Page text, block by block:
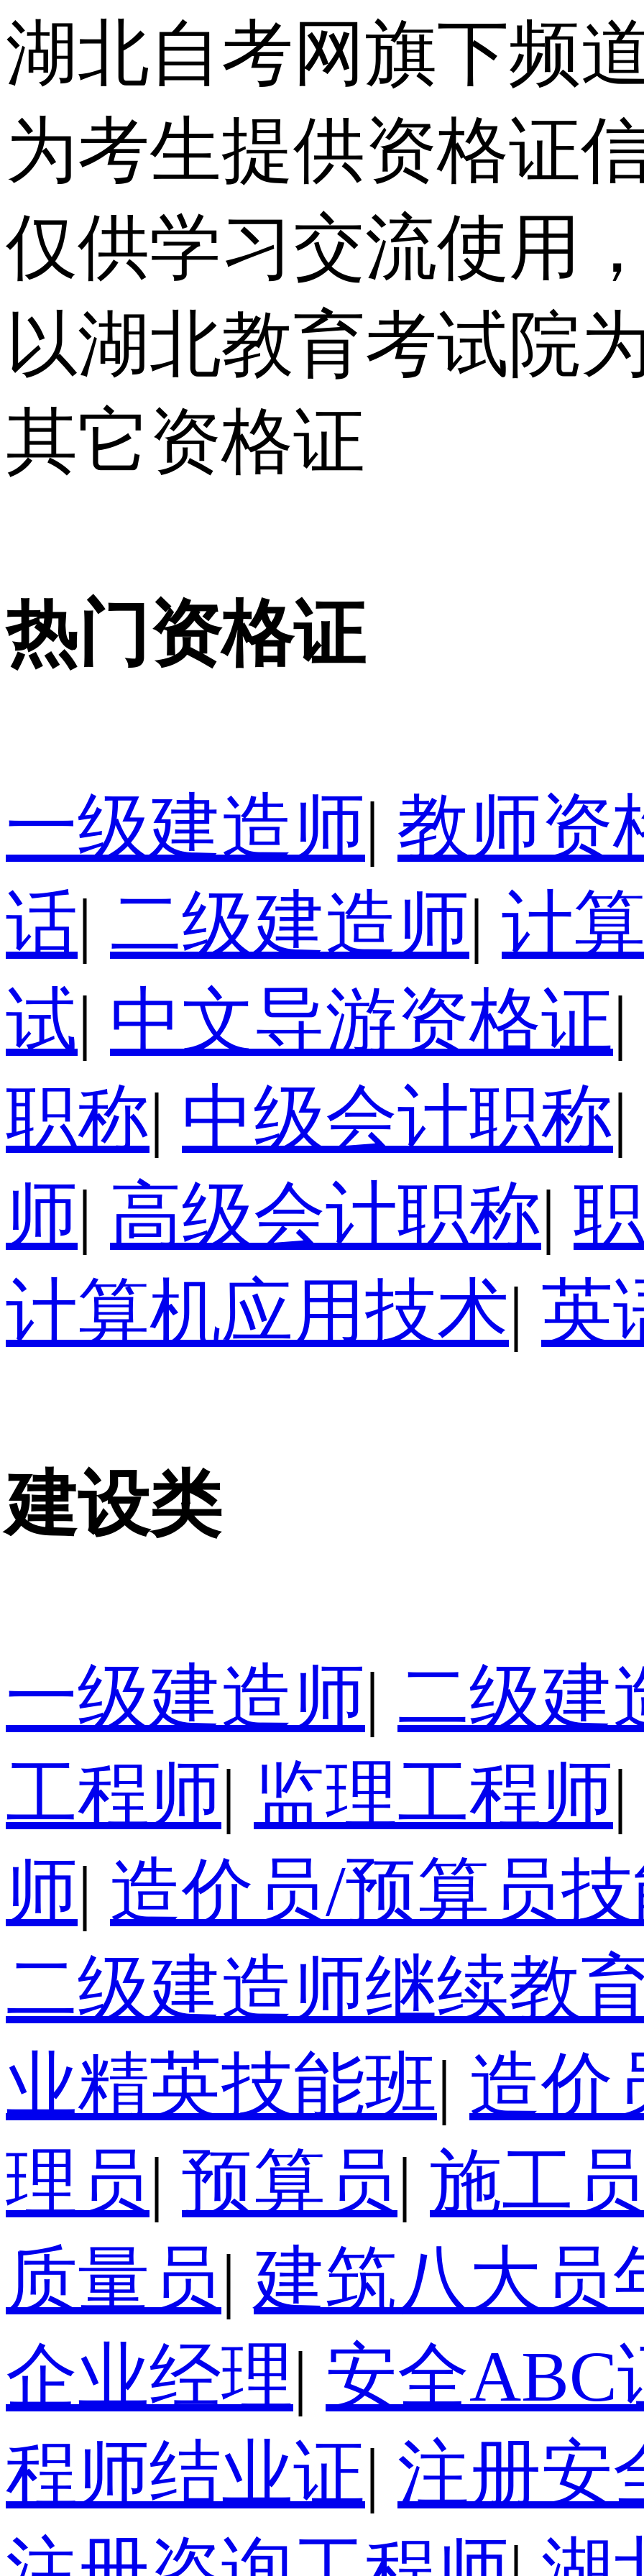
湖北自考网旗下频
为考生提供资格证
仅供学习交流使用
以湖北教育考试院
其它资格证
热门资格证
一级建造师| 教师资
话| 二级建造师| 计
试| 中文导游资格证|
职称| 中级会计职称|
师| 高级会计职称|
计算机应用技术| 英
建设类
一级建造师| 二级建
工程师| 监理工程师|
师| 造价员/预算员
二级建造师继续教
业精英技能班| 造价
理员| 预算员| 施工
质量员| 建筑八大员
企业经理| 安全ABC
程师结业证| 注册安